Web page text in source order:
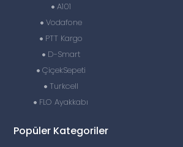
A101
Vodafone
PTT Kargo
D-Smart
ÇiçekSepeti
Turkcell
FLO Ayakkabı
Popüler Kategoriler